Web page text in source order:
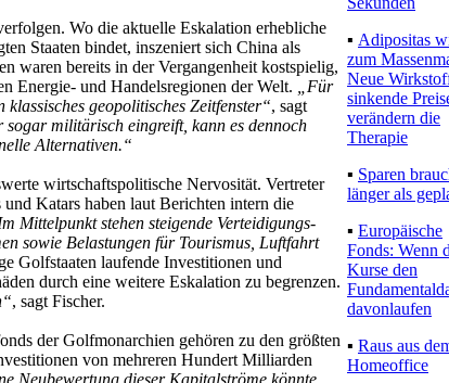
Wo die aktuelle Eskalation erhebliche
Staaten bindet, inszeniert sich China als
waren bereits in der Vergangenheit kostspielig,
Energie- und Handelsregionen der Welt.
„Für
geopolitisches Zeitfenster“, sagt
militärisch eingreift, kann es dennoch
Alternativen.“
wirtschaftspolitische Nervosität. Vertreter
Katars haben laut Berichten intern die
Mittelpunkt stehen steigende Verteidigungs-
sowie Belastungen für Tourismus, Luftfahrt
Golfstaaten laufende Investitionen und
durch eine weitere Eskalation zu begrenzen.
, sagt Fischer.
der Golfmonarchien gehören zu den größten
von mehreren Hundert Milliarden
Neubewertung dieser Kapitalströme könnte
▪ Adipositas
zum
Neue
sinkende
verändern die
Therapie
▪ Sparen
länger als
▪ Europäische
Fonds: Wenn
Kurse den
davonlaufen
▪ Raus aus
Homeoffice